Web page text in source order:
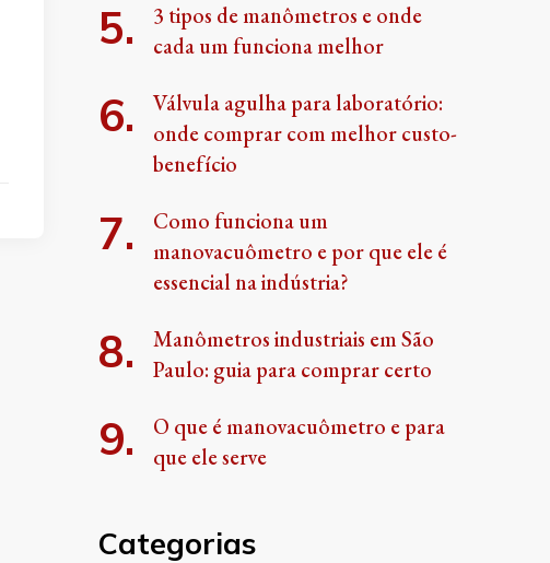
3 tipos de manômetros e onde
cada um funciona melhor
Válvula agulha para laboratório:
onde comprar com melhor custo-
benefício
Como funciona um
manovacuômetro e por que ele é
essencial na indústria?
Manômetros industriais em São
Paulo: guia para comprar certo
O que é manovacuômetro e para
que ele serve
Categorias